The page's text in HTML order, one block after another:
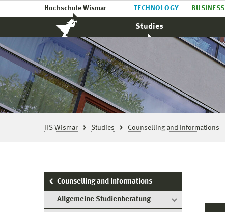
Hochschule Wismar TECHNOLOGY BUSINESS
Studies
HS Wismar Studies Counselling and Informations
Counselling and Informations
Allgemeine Studienberatung